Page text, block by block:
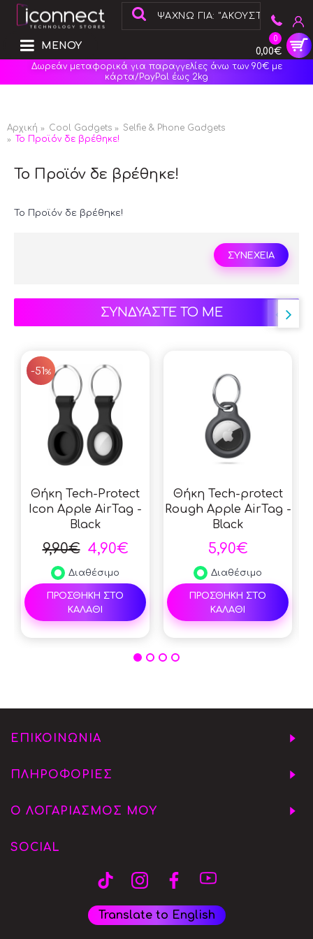
0
0,00€
ΜΕΝΟΥ
Δωρεάν μεταφορικά για παραγγελίες άνω των 90€ με
κάρτα/PayPal έως 2kg
Αρχική Cool Gadgets
Selfie & Phone Gadgets
Το Προϊόν δε βρέθηκε!
Το Προϊόν δε βρέθηκε!
Το Προϊόν δε βρέθηκε!
ΣΥΝΕΧΕΙΑ
ΣΥΝΔΥΑΣΤΕ ΤΟ ΜΕ
-51%
Θήκη Tech-Protect
Icon Apple AirTag -
Black
9,90€ 4,90€
Διαθέσιμο
ΠΡΟΣΘΗΚΗ ΣΤΟ
ΚΑΛΑΘΙ
Θήκη Tech-protect
Rough Apple AirTag -
Black
5,90€
Διαθέσιμο
ΠΡΟΣΘΗΚΗ ΣΤΟ
ΚΑΛΑΘΙ
ΕΠΙΚΟΙΝΩΝΙΑ
ΠΛΗΡΟΦΟΡΙΕΣ
Ο ΛΟΓΑΡΙΑΣΜΟΣ ΜΟΥ
SOCIAL
Translate to English